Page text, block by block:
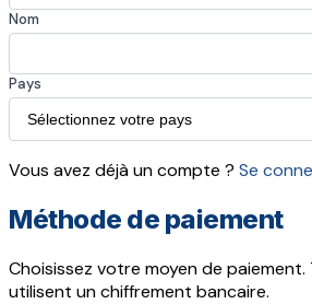
Nom
Pays
Vous avez déjà un compte ? Se
Méthode de paiement
Choisissez votre moyen de paiement.
utilisent un chiffrement bancaire.